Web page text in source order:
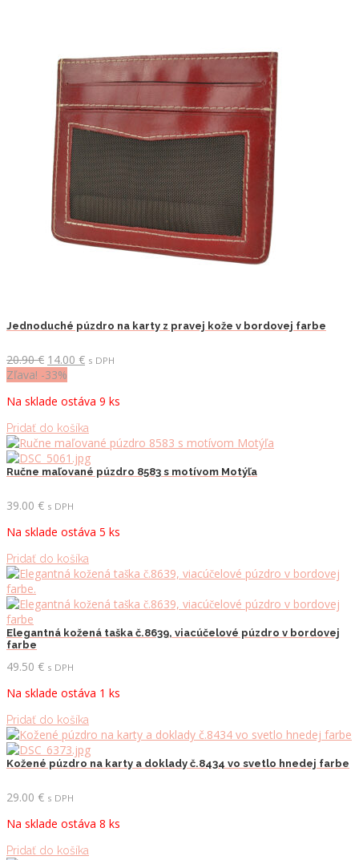
Jednoduché púzdro na karty z pravej kože v bordovej farbe
20.90€ Pôvodná
cena
20.90 €.
14.00 €Aktuálna
14.00 €.
s DPH
Zľava! -33%
Na sklade ostáva 9 ks
Pridať do košíka
Ručne maľované púzdro 8583 s motívom Motýľa
39.00 € s DPH
Na sklade ostáva 5 ks
Pridať do košíka
Elegantná kožená taška č.8639, viacúčelové púzdro v bordovej
farbe
49.50 € s DPH
Na sklade ostáva 1 ks
Pridať do košíka
Kožené púzdro na karty a doklady č.8434 vo svetlo hnedej farbe
29.00 € s DPH
Na sklade ostáva 8 ks
Pridať do košíka